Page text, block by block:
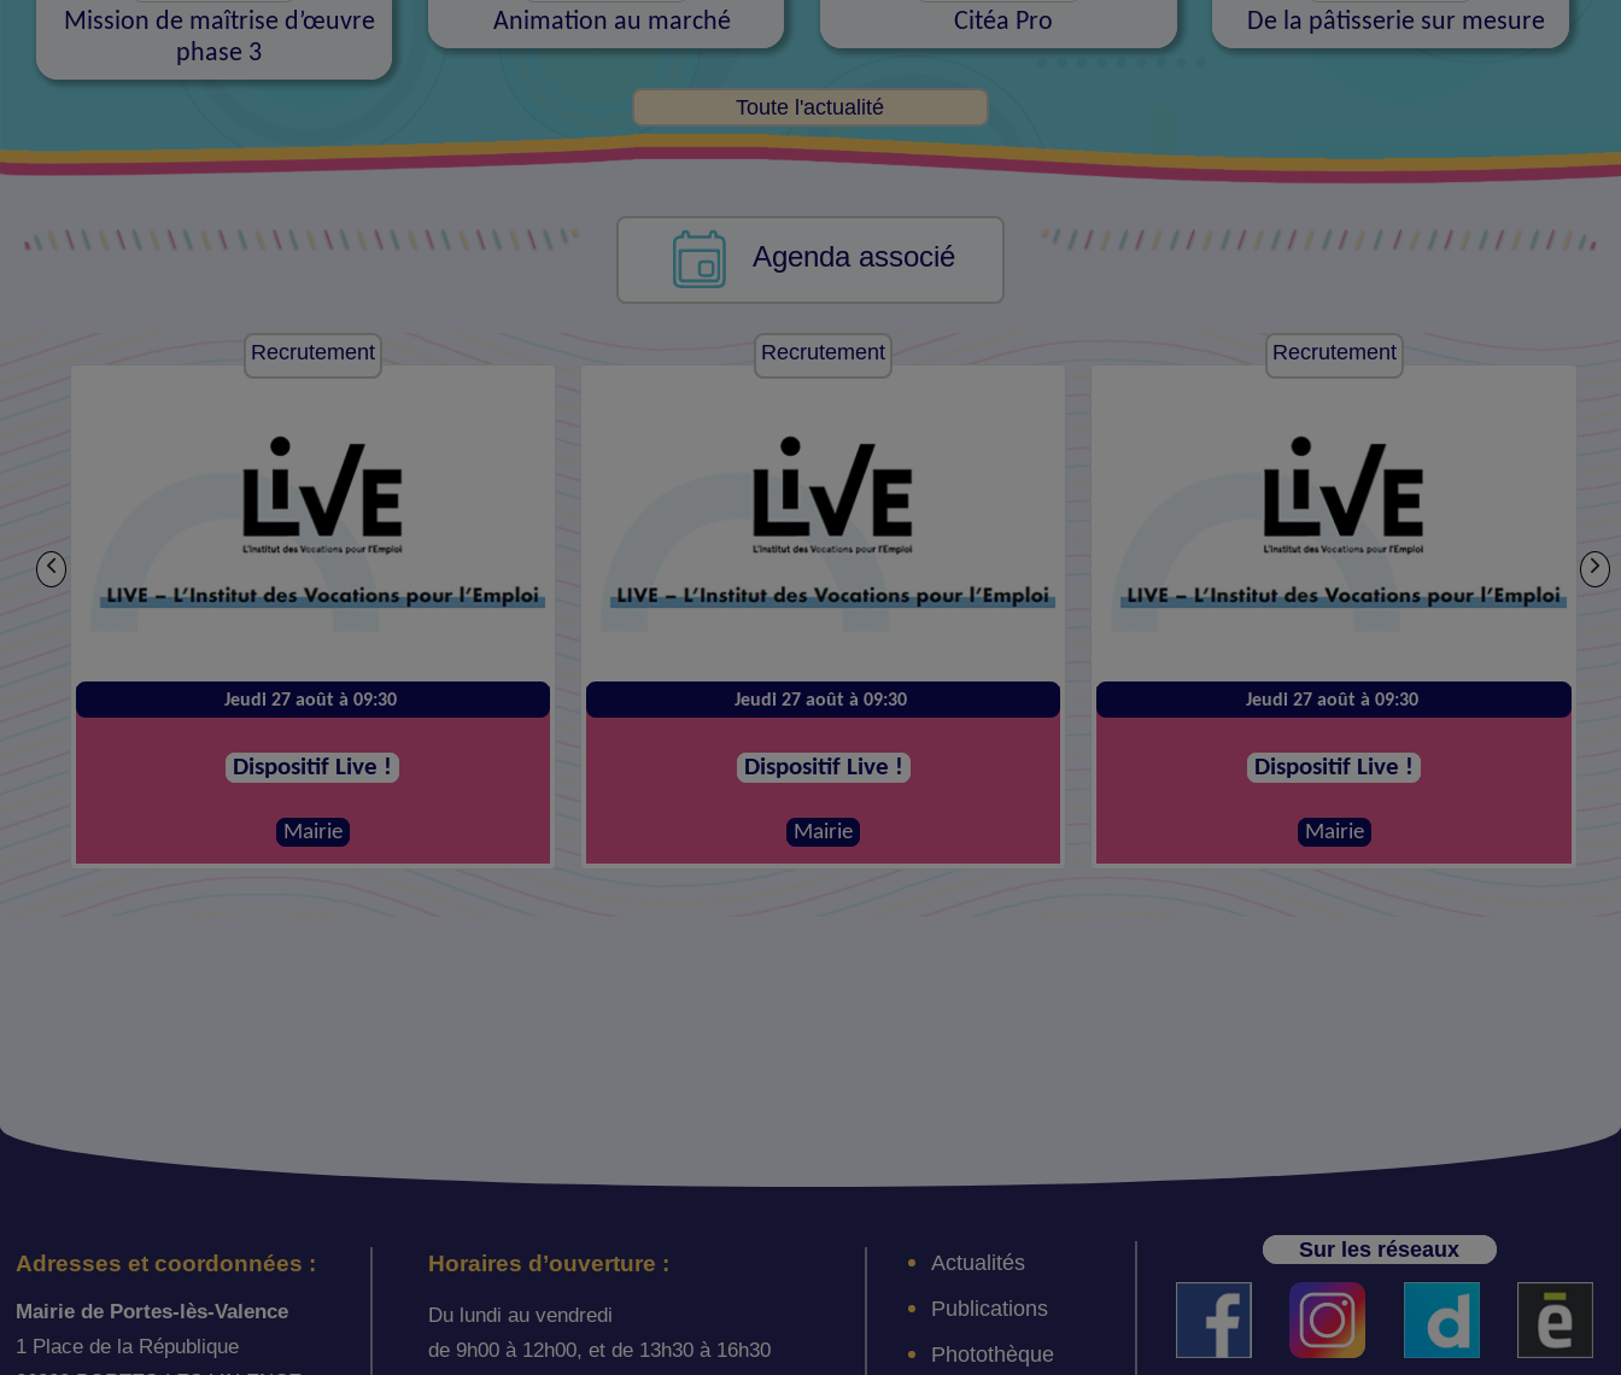
Mission de maîtrise d’œuvre
phase 3
Animation au marché Citéa Pro De la pâtisserie sur mesure
Toute l'actualité
Agenda associé
Recrutement
Jeudi 27 août à 09:30
Dispositif Live !
Mairie
Recrutement
Jeudi 27 août à 09:30
Dispositif Live !
Mairie
Recrutement
Jeudi 27 août à 09:30
Dispositif Live !
Mairie
Adresses et coordonnées :
Mairie de Portes-lès-Valence
1 Place de la République
Horaires d’ouverture :
Du lundi au vendredi
de 9h00 à 12h00, et de 13h30 à 16h30
Actualités
Publications
Photothèque
Sur les réseaux